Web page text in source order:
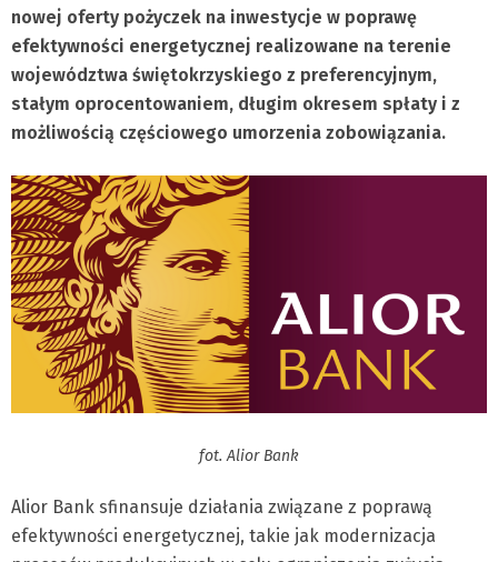
nowej oferty pożyczek na inwestycje w poprawę
efektywności energetycznej realizowane na terenie
województwa świętokrzyskiego z preferencyjnym,
stałym oprocentowaniem, długim okresem spłaty i z
możliwością częściowego umorzenia zobowiązania.
fot. Alior Bank
Alior Bank sfinansuje działania związane z poprawą
efektywności energetycznej, takie jak modernizacja